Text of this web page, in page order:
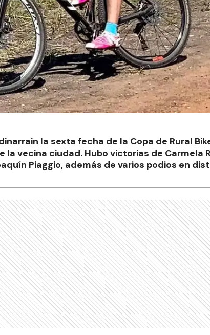
la sexta fecha de la Copa de Rural
vecina ciudad. Hubo victorias de Carmela
Piaggio, además de varios podios en